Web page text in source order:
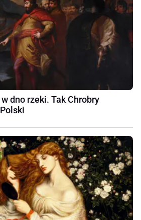
w dno rzeki. Tak Chrobry